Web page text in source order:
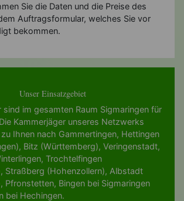
Sie die Daten und die Preise des
Auftragsformular, welches Sie vor
bekommen.
Unser Einsatzgebiet
sind im gesamten Raum Sigmaringen für
Kammerjäger unseres Netzwerks
Ihnen nach Gammertingen, Hettingen
, Bitz (Württemberg), Veringenstadt,
, Trochtelfingen
, Straßberg (Hohenzollern), Albstadt
, Pfronstetten, Bingen bei Sigmaringen
bei Hechingen.